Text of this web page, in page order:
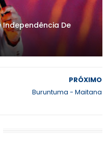
Independência De
PRÓXIMO
Buruntuma - Maitana